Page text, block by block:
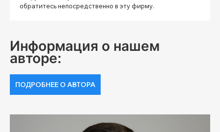
обратитесь непосредственно в эту фирму.
Информация о нашем
авторе:
ПОДРОБНЕЕ О АВТОРА